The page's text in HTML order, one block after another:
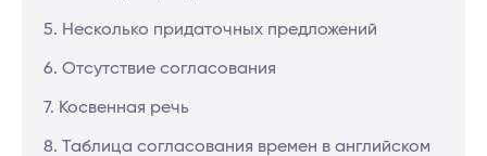
5. Несколько придаточных предложений
6. Отсутствие согласования
7. Косвенная речь
8. Таблица согласования времен в английском